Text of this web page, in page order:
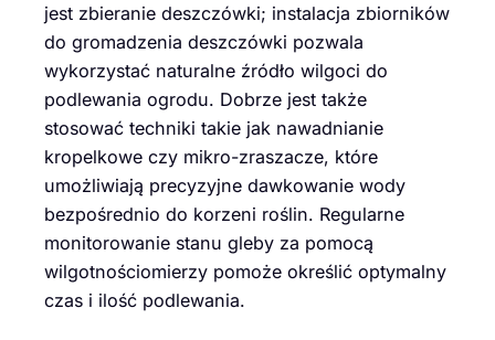
jest zbieranie deszczówki; instalacja zbiorników
do gromadzenia deszczówki pozwala
wykorzystać naturalne źródło wilgoci do
podlewania ogrodu. Dobrze jest także
stosować techniki takie jak nawadnianie
kropelkowe czy mikro-zraszacze, które
umożliwiają precyzyjne dawkowanie wody
bezpośrednio do korzeni roślin. Regularne
monitorowanie stanu gleby za pomocą
wilgotnościomierzy pomoże określić optymalny
czas i ilość podlewania.